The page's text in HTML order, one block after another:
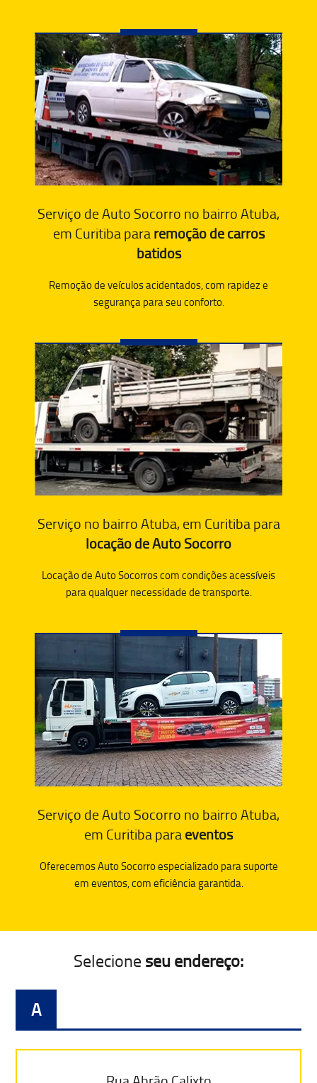
Serviço de Auto Socorro no bairro Atuba,
em Curitiba pararemoção de carros
batidos
Remoção de veículos acidentados, com rapidez e
segurança para seu conforto.
Serviço no bairro Atuba, em Curitiba para
locação de Auto Socorro
Locação de Auto Socorros com condições acessíveis
para qualquer necessidade de transporte.
Serviço de Auto Socorro no bairro Atuba,
em Curitiba paraeventos
Oferecemos Auto Socorro especializado para suporte
em eventos, com eficiência garantida.
Selecione seu endereço:
A